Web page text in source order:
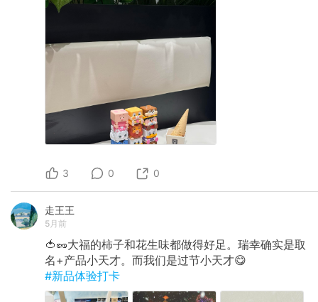
3 0 0
走王王
5月前
🍅🥜大福的柿子和花生味都做得好足。瑞幸确实是取
名+产品小天才。而我们是过节小天才😋
#新品体验打卡